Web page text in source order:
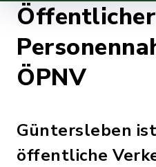
Öffentlicher
ÖPNV
Güntersleben
öffentliche